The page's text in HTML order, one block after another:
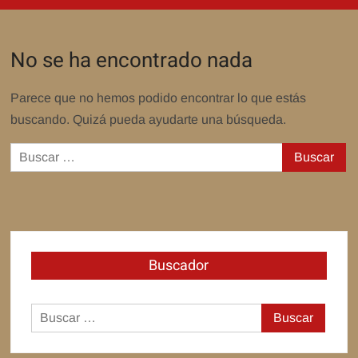
No se ha encontrado nada
Parece que no hemos podido encontrar lo que estás
buscando. Quizá pueda ayudarte una búsqueda.
Buscar:
Buscador
Buscar: